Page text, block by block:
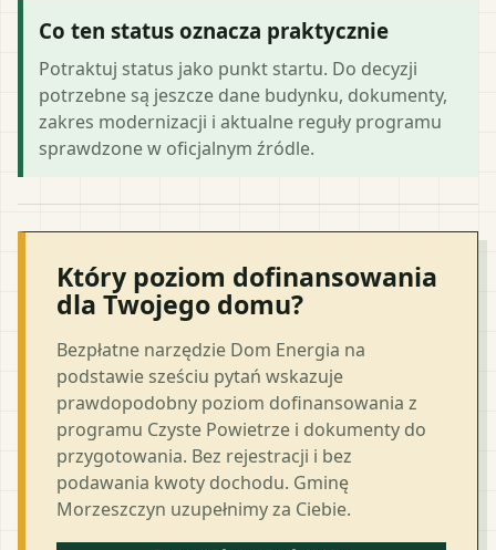
Co ten status oznacza praktycznie
Potraktuj status jako punkt startu. Do decyzji
potrzebne są jeszcze dane budynku, dokumenty,
zakres modernizacji i aktualne reguły programu
sprawdzone w oficjalnym źródle.
Który poziom dofinansowania
dla Twojego domu?
Bezpłatne narzędzie Dom Energia na
podstawie sześciu pytań wskazuje
prawdopodobny poziom dofinansowania z
programu Czyste Powietrze i dokumenty do
przygotowania. Bez rejestracji i bez
podawania kwoty dochodu. Gminę
Morzeszczyn uzupełnimy za Ciebie.